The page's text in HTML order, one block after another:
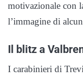
motivazionale con
l’immagine di
Il blitz a
I carabinieri di